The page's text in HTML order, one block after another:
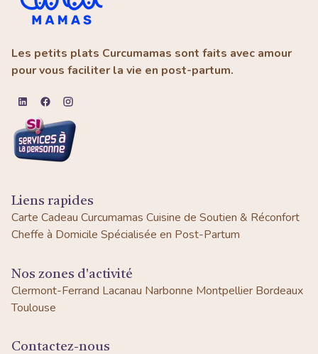
Les petits plats Curcumamas sont faits avec amour
pour vous faciliter la vie en post-partum.
Liens rapides
Carte Cadeau Curcumamas Cuisine de Soutien & Réconfort
Cheffe à Domicile Spécialisée en Post-Partum
Nos zones d'activité
Clermont-Ferrand Lacanau Narbonne Montpellier Bordeaux
Toulouse
Contactez-nous